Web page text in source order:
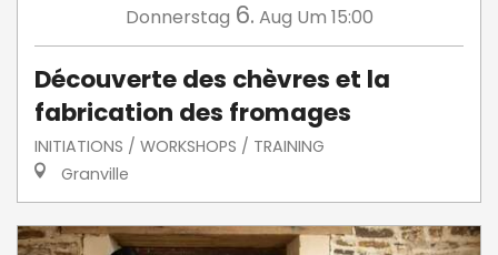
Donnerstag 6. Aug Um 15:00
Découverte des chèvres et la
fabrication des fromages
INITIATIONS / WORKSHOPS / TRAINING
Granville